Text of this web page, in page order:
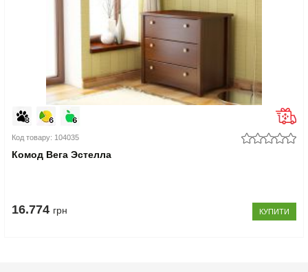
Код товару: 104035
Комод Вега Эстелла
16.774 грн КУПИТИ